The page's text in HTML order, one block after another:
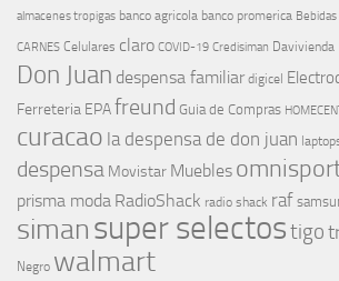
almacenes tropigas banco agricola banco promerica Bebidas
CARNES Celulares claro COVID-19 Credisiman Davivienda
Don Juan despensa familiar digicel
Ferreteria EPAfreund Guia de Compras
curacao la despensa de don juan
despensa Movistar Muebles
prisma moda RadioShack radio shack raf
simansuper selectostigo
Negro walmart